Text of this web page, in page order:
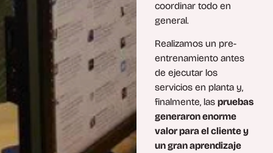
coordinar todo en
general.
Realizamos un pre-
entrenamiento antes
de ejecutar los
servicios en planta y,
finalmente, las pruebas
generaron enorme
valor para el cliente y
un gran aprendizaje